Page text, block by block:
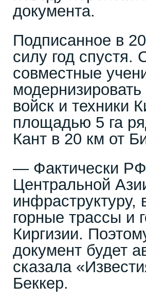
документа.
Подписанное в
силу год спустя.
совместные
войск и техники
площадью 5 га
Кант в 20 км от
— Фактически
Центральной
инфраструктуру,
горные трассы и
Киргизии.
документ будет
сказала
Беккер.